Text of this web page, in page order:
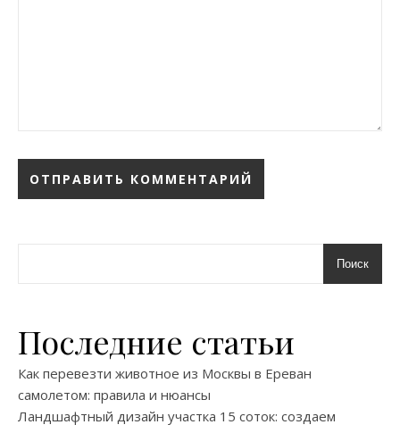
Поиск
Последние статьи
Как перевезти животное из Москвы в Ереван
самолетом: правила и нюансы
Ландшафтный дизайн участка 15 соток: создаем